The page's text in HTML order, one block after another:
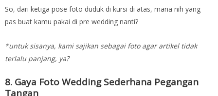
So, dari ketiga pose foto duduk di kursi di atas, mana nih yang
pas buat kamu pakai di pre wedding nanti?
*untuk sisanya, kami sajikan sebagai foto agar artikel tidak
terlalu panjang, ya?
8. Gaya Foto Wedding Sederhana Pegangan
Tangan